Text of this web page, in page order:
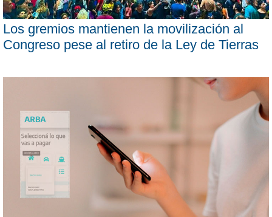
Los gremios mantienen la movilización al
Congreso pese al retiro de la Ley de Tierras